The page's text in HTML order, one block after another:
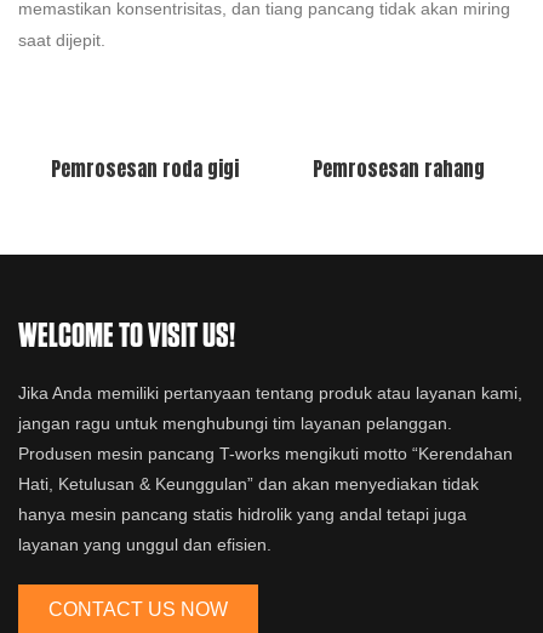
memastikan konsentrisitas, dan tiang pancang tidak akan miring
saat dijepit.
Pemrosesan roda gigi Pemrosesan rahang
WELCOME TO VISIT US!
Jika Anda memiliki pertanyaan tentang produk atau layanan kami,
jangan ragu untuk menghubungi tim layanan pelanggan.
Produsen mesin pancang T-works mengikuti motto “Kerendahan
Hati, Ketulusan & Keunggulan” dan akan menyediakan tidak
hanya mesin pancang statis hidrolik yang andal tetapi juga
layanan yang unggul dan efisien.
CONTACT US NOW